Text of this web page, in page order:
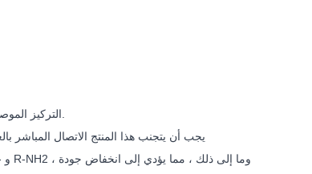
1) التركيز الموصى به هو 0.05-0.2٪ ، ويتم اختيار الجرعة المناسبة حسب المنتج المطبق وظروف الاستخدام البيئية.
2) يجب أن يتجنب هذا المنتج الاتصال